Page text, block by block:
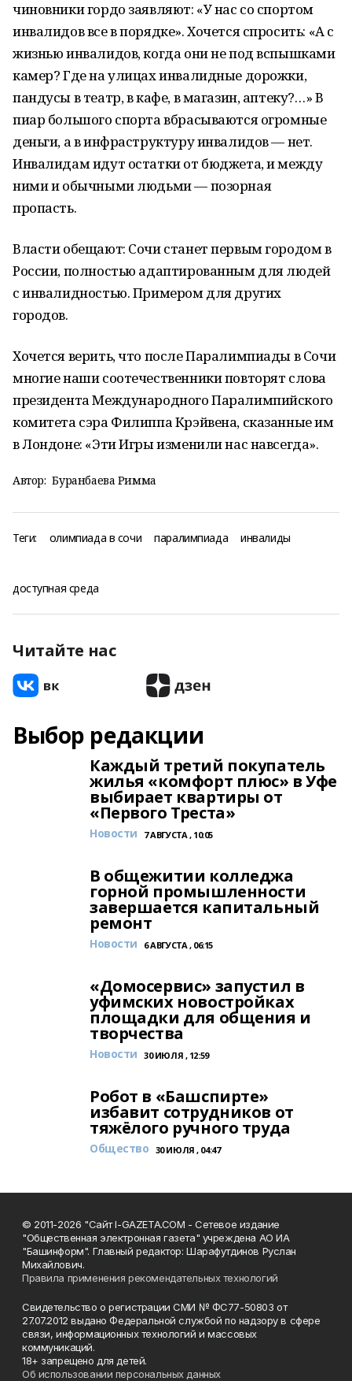
чиновники гордо заявляют: «У нас со спортом
инвалидов все в порядке». Хочется спросить: «А с
жизнью инвалидов, когда они не под вспышками
камер? Где на улицах инвалидные дорожки,
пандусы в театр, в кафе, в магазин, аптеку?…» В
пиар большого спорта вбрасываются огромные
деньги, а в инфраструктуру инвалидов — нет.
Инвалидам идут остатки от бюджета, и между
ними и обычными людьми — позорная
пропасть.
Власти обещают: Сочи станет первым городом в
России, полностью адаптированным для людей
с инвалидностью. Примером для других
городов.
Хочется верить, что после Паралимпиады в Сочи
многие наши соотечественники повторят слова
президента Международного Паралимпийского
комитета сэра Филиппа Крэйвена, сказанные им
в Лондоне: «Эти Игры изменили нас навсегда».
Автор: Буранбаева Римма
Теги: олимпиада в сочи паралимпиада инвалиды
доступная среда
Читайте нас
Выбор редакции
Каждый третий покупатель
жилья «комфорт плюс» в Уфе
выбирает квартиры от
«Первого Треста»
Новости 7 АВГУСТА , 10:05
В общежитии колледжа
горной промышленности
завершается капитальный
ремонт
Новости 6 АВГУСТА , 06:15
«Домосервис» запустил в
уфимских новостройках
площадки для общения и
творчества
Новости 30 ИЮЛЯ , 12:59
Робот в «Башспирте»
избавит сотрудников от
тяжёлого ручного труда
Общество 30 ИЮЛЯ , 04:47
© 2011-2026 "Сайт I-GAZETA.COM - Сетевое издание
"Общественная электронная газета" учреждена АО ИА
"Башинформ". Главный редактор: Шарафутдинов Руслан
Михайлович.
Правила применения рекомендательных технологий
Свидетельство о регистрации СМИ № ФС77-50803 от
27.07.2012 выдано Федеральной службой по надзору в сфере
связи, информационных технологий и массовых
коммуникаций.
18+ запрещено для детей.
Об использовании персональных данных